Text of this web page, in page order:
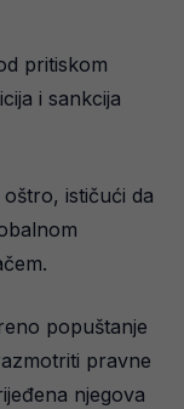
pritiskom
i sankcija
ističući da
popuštanje
pravne
njegova